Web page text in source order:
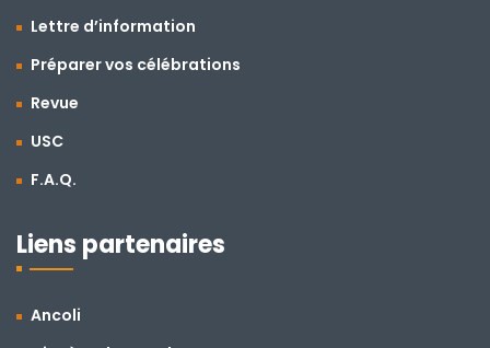
Lettre d’information
Préparer vos célébrations
Revue
USC
F.A.Q.
Liens partenaires
Ancoli